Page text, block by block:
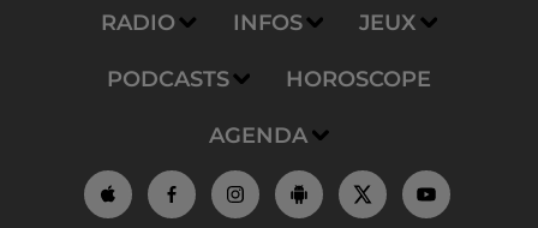
RADIO INFOS JEUX
PODCASTS HOROSCOPE
AGENDA